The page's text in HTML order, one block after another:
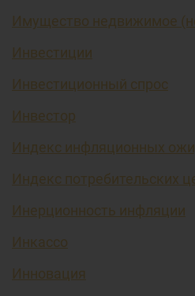
Имущество недвижимое
Инвестиции
Инвестиционный спрос
Инвестор
Индекс инфляционных
Индекс потребительских
Инерционность инфляции
Инкассо
Инновация